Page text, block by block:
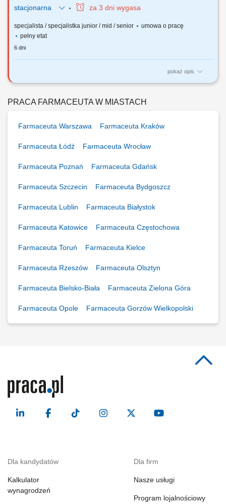
stacjonarna
za 3 dni wygasa
specjalista / specjalistka junior / mid / senior
umowa o pracę
pełny etat
6 dni
pokaż opis
Czego możesz się spodziewać? dynamiki pracy – z jednej strony
to Ty jesteś ekspertem – wierzymy w Twoją fachową wiedzę, dlatego
PRACA FARMACEUTA W MIASTACH
Farmaceuta Warszawa Farmaceuta Kraków
Farmaceuta Łódź Farmaceuta Wrocław
Farmaceuta Poznań Farmaceuta Gdańsk
Farmaceuta Szczecin Farmaceuta Bydgoszcz
Farmaceuta Lublin Farmaceuta Białystok
Farmaceuta Katowice Farmaceuta Częstochowa
Farmaceuta Toruń Farmaceuta Kielce
Farmaceuta Rzeszów Farmaceuta Olsztyn
Farmaceuta Bielsko-Biała Farmaceuta Zielona Góra
Farmaceuta Opole Farmaceuta Gorzów Wielkopolski
Dla kandydatów
Kalkulator
wynagrodzeń
Dla firm
Nasze usługi
Program lojalnościowy